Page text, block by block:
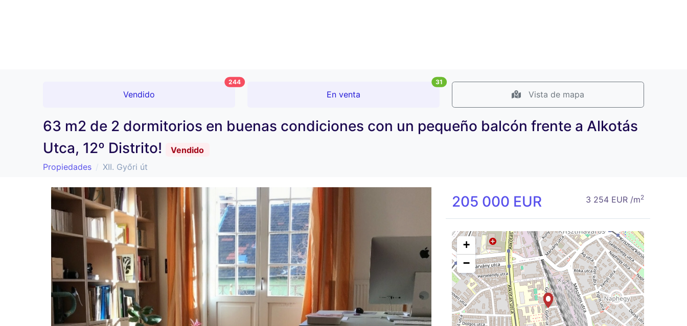
Vendido
244
En venta
31
Vista de mapa
63 m2 de 2 dormitorios en buenas condiciones con un pequeño balcón frente a Alkotás
Utca, 12º Distrito!
Vendido
Propiedades
XII. Győri út
205 000 EUR 3 254 EUR /m2
+
−